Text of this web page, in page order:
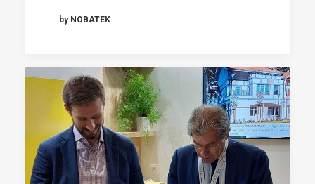
by NOBATEK